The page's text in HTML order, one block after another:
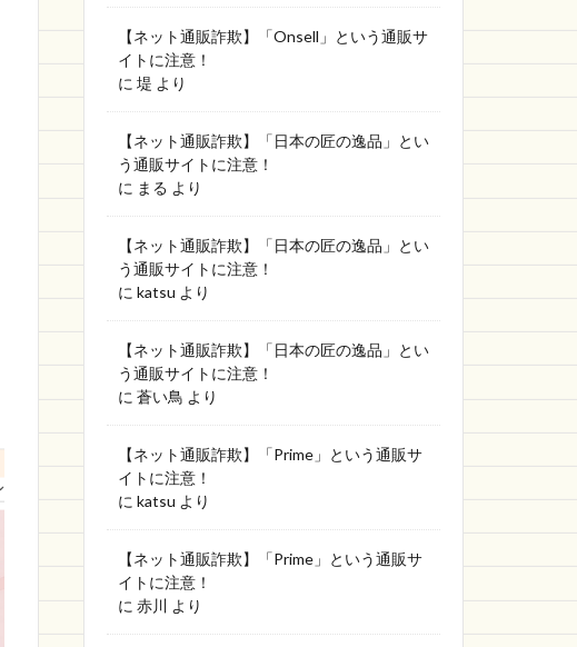
【ネット通販詐欺】「Onsell」という通販サ
イトに注意！
に 堤 より
【ネット通販詐欺】「日本の匠の逸品」とい
う通販サイトに注意！
に まる より
【ネット通販詐欺】「日本の匠の逸品」とい
う通販サイトに注意！
に katsu より
【ネット通販詐欺】「日本の匠の逸品」とい
う通販サイトに注意！
に 蒼い鳥 より
【ネット通販詐欺】「Prime」という通販サ
イトに注意！
に katsu より
【ネット通販詐欺】「Prime」という通販サ
イトに注意！
に 赤川 より